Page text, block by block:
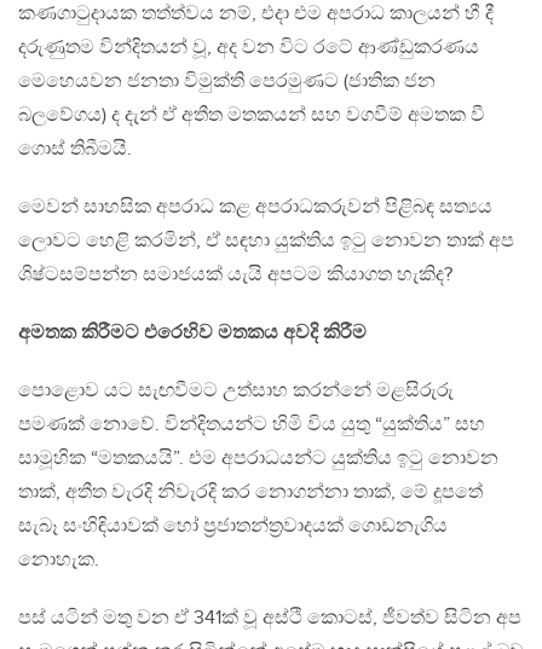
කණගාටුදායක තත්ත්වය නම්, එදා එම අපරාධ කාලයන් හී දී
දරුණුතම වින්දිතයන් වූ, අද වන විට රටේ ආණ්ඩුකරණය
මෙහෙයවන ජනතා විමුක්ති පෙරමුණට (ජාතික ජන
බලවේගය) ද දැන් ඒ අතීත මතකයන් සහ වගවීම් අමතක වී
ගොස් තිබීමයි.
මෙවන් සාහසික අපරාධ කළ අපරාධකරුවන් පිළිබඳ සත්‍යය
ලොවට හෙළි කරමින්, ඒ සඳහා යුක්තිය ඉටු නොවන තාක් අප
ශිෂ්ටසම්පන්න සමාජයක් යැයි අපටම කියාගත හැකිද?
අමතක කිරීමට එරෙහිව මතකය අවදි කිරීම
පොළොව යට සැඟවීමට උත්සාහ කරන්නේ මළසිරුරු
පමණක් නොවේ. වින්දිතයන්ට හිමි විය යුතු “යුක්තිය” සහ
සාමූහික “මතකයයි”. එම අපරාධයන්ට යුක්තිය ඉටු නොවන
තාක්, අතීත වැරදි නිවැරදි කර නොගන්නා තාක්, මේ දූපතේ
සැබෑ සංහිඳියාවක් හෝ ප්‍රජාතන්ත්‍රවාදයක් ගොඩනැගිය
නොහැක.
පස් යටින් මතු වන ඒ 341ක් වූ අස්ථි කොටස්, ජීවත්ව සිටින අප